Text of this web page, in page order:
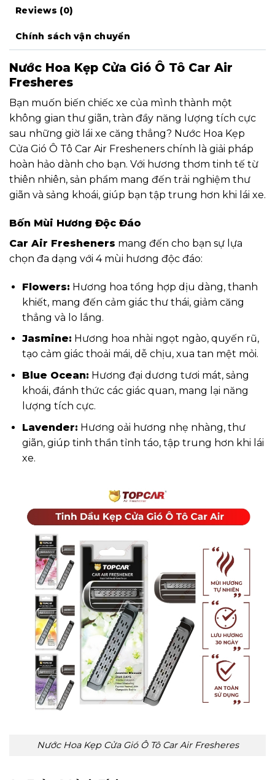
Reviews (0)
Chính sách vận chuyển
Nước Hoa Kẹp Cửa Gió Ô Tô Car Air
Fresheres
Bạn muốn biến chiếc xe của mình thành một
không gian thư giãn, tràn đầy năng lượng tích cực
sau những giờ lái xe căng thẳng? Nước Hoa Kẹp
Cửa Gió Ô Tô Car Air Fresheners chính là giải pháp
hoàn hảo dành cho bạn. Với hương thơm tinh tế từ
thiên nhiên, sản phẩm mang đến trải nghiệm thư
giãn và sảng khoái, giúp bạn tập trung hơn khi lái xe.
Bốn Mùi Hương Độc Đáo
Car Air Fresheners mang đến cho bạn sự lựa
chọn đa dạng với 4 mùi hương độc đáo:
Flowers: Hương hoa tổng hợp dịu dàng, thanh
khiết, mang đến cảm giác thư thái, giảm căng
thẳng và lo lắng.
Jasmine: Hương hoa nhài ngọt ngào, quyến rũ,
tạo cảm giác thoải mái, dễ chịu, xua tan mệt mỏi.
Blue Ocean: Hương đại dương tươi mát, sảng
khoái, đánh thức các giác quan, mang lại năng
lượng tích cực.
Lavender: Hương oải hương nhẹ nhàng, thư
giãn, giúp tinh thần tỉnh táo, tập trung hơn khi lái
xe.
Nước Hoa Kẹp Cửa Gió Ô Tô Car Air Fresheres